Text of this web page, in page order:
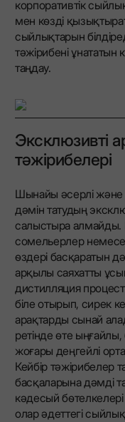
корпоративтік
мен көзді
сыйлықтарын
тәжірибені
таңдау.
Эксклюзивті
тәжірибелері
Шынайы әсерлі және
дәмін татудың
салыстыра алмайды.
сомельерлер немесе
өздері басқаратын
арқылы саяхатты
дистилляция
біле отырып, сирек
арақтарды сынай
ретінде өте
жоғары деңгейлі
Кейбір тәжірибелер
басқаларына дәмді
кәдесый бөтелкелері
олар әдеттегі